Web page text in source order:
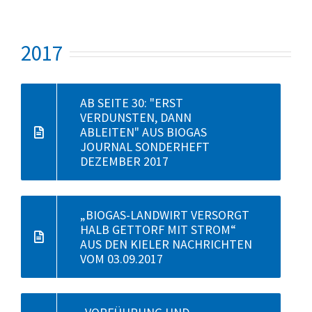
2017
AB SEITE 30: "ERST
VERDUNSTEN, DANN
ABLEITEN" AUS BIOGAS
JOURNAL SONDERHEFT
DEZEMBER 2017
„BIOGAS-LANDWIRT VERSORGT
HALB GETTORF MIT STROM“
AUS DEN KIELER NACHRICHTEN
VOM 03.09.2017